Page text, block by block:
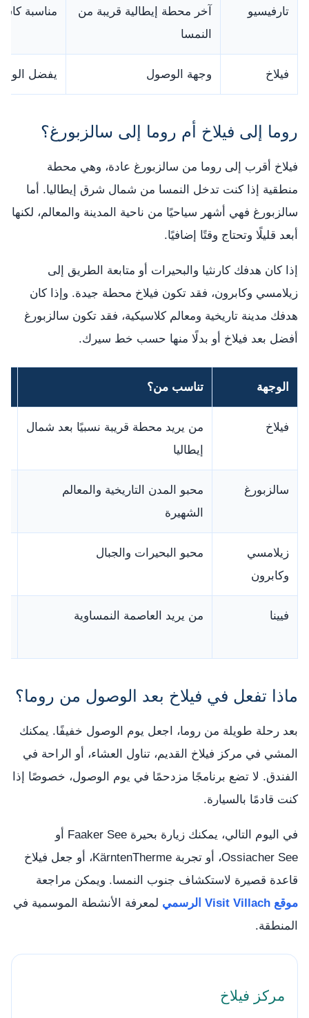
تارفيسيو
آخر محطة إيطالية قريبة من
النمسا
مناسبة
فيلاخ وجهة الوصول يفضل
روما إلى فيلاخ أم روما إلى سالزبورغ؟
فيلاخ أقرب إلى روما من سالزبورغ عادة، وهي محطة
منطقية إذا كنت تدخل النمسا من شمال شرق إيطاليا. أما
سالزبورغ فهي أشهر سياحيًا من ناحية المدينة والمعالم، لكنها
أبعد قليلًا وتحتاج وقتًا إضافيًا.
إذا كان هدفك كارنثيا والبحيرات أو متابعة الطريق إلى
زيلامسي وكابرون، فقد تكون فيلاخ محطة جيدة. وإذا كان
هدفك مدينة تاريخية ومعالم كلاسيكية، فقد تكون سالزبورغ
أفضل بعد فيلاخ أو بدلًا منها حسب خط سيرك.
الوجهة تناسب من؟
فيلاخ
من يريد محطة قريبة نسبيًا بعد شمال
إيطاليا
سالزبورغ
محبو المدن التاريخية والمعالم
الشهيرة
زيلامسي
وكابرون
محبو البحيرات والجبال
فيينا من يريد العاصمة النمساوية
ماذا تفعل في فيلاخ بعد الوصول من روما؟
بعد رحلة طويلة من روما، اجعل يوم الوصول خفيفًا. يمكنك
المشي في مركز فيلاخ القديم، تناول العشاء، أو الراحة في
الفندق. لا تضع برنامجًا مزدحمًا في يوم الوصول، خصوصًا إذا
كنت قادمًا بالسيارة.
في اليوم التالي، يمكنك زيارة بحيرة Faaker See أو
Ossiacher See، أو تجربة KärntenTherme، أو جعل فيلاخ
قاعدة قصيرة لاستكشاف جنوب النمسا. ويمكن مراجعة
موقع Visit Villach الرسمي
لمعرفة الأنشطة الموسمية في
المنطقة.
مركز فيلاخ